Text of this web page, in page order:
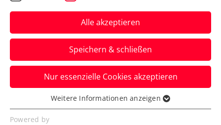
ÖTV Seniors-Race
Rangliste filtern
Suchen
Alle akzeptieren
Speichern & schließen
Nur essenzielle Cookies akzeptieren
Essenziell
Essenzielle Cookies werden für grundlegende
Weitere Informationen anzeigen
Powered by